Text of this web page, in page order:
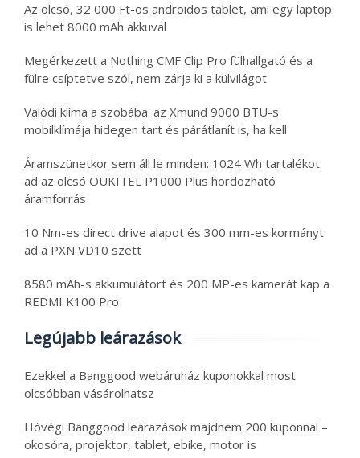
Az olcsó, 32 000 Ft-os androidos tablet, ami egy laptop
is lehet 8000 mAh akkuval
Megérkezett a Nothing CMF Clip Pro fülhallgató és a
fülre csíptetve szól, nem zárja ki a külvilágot
Valódi klíma a szobába: az Xmund 9000 BTU-s
mobilklímája hidegen tart és párátlanít is, ha kell
Áramszünetkor sem áll le minden: 1024 Wh tartalékot
ad az olcsó OUKITEL P1000 Plus hordozható
áramforrás
10 Nm-es direct drive alapot és 300 mm-es kormányt
ad a PXN VD10 szett
8580 mAh-s akkumulátort és 200 MP-es kamerát kap a
REDMI K100 Pro
Legújabb leárazások
Ezekkel a Banggood webáruház kuponokkal most
olcsóbban vásárolhatsz
Hóvégi Banggood leárazások majdnem 200 kuponnal –
okosóra, projektor, tablet, ebike, motor is